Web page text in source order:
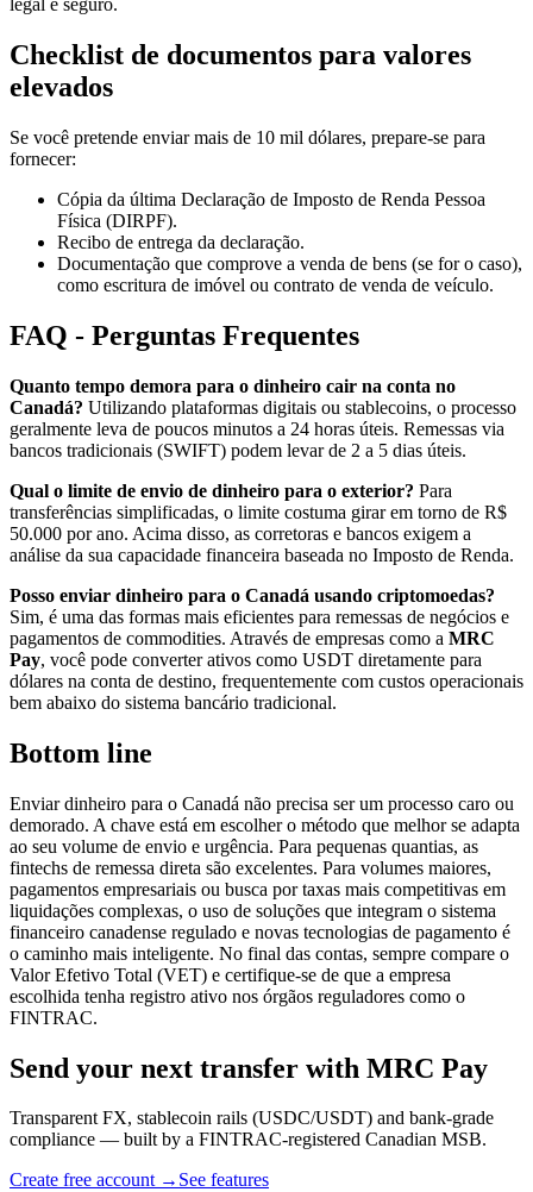
legal e seguro.
Checklist de documentos para valores
elevados
Se você pretende enviar mais de 10 mil dólares, prepare-se para
fornecer:
Cópia da última Declaração de Imposto de Renda Pessoa
Física (DIRPF).
Recibo de entrega da declaração.
Documentação que comprove a venda de bens (se for o caso),
como escritura de imóvel ou contrato de venda de veículo.
FAQ - Perguntas Frequentes
Quanto tempo demora para o dinheiro cair na conta no
Canadá? Utilizando plataformas digitais ou stablecoins, o processo
geralmente leva de poucos minutos a 24 horas úteis. Remessas via
bancos tradicionais (SWIFT) podem levar de 2 a 5 dias úteis.
Qual o limite de envio de dinheiro para o exterior? Para
transferências simplificadas, o limite costuma girar em torno de R$
50.000 por ano. Acima disso, as corretoras e bancos exigem a
análise da sua capacidade financeira baseada no Imposto de Renda.
Posso enviar dinheiro para o Canadá usando criptomoedas?
Sim, é uma das formas mais eficientes para remessas de negócios e
pagamentos de commodities. Através de empresas como a MRC
Pay, você pode converter ativos como USDT diretamente para
dólares na conta de destino, frequentemente com custos operacionais
bem abaixo do sistema bancário tradicional.
Bottom line
Enviar dinheiro para o Canadá não precisa ser um processo caro ou
demorado. A chave está em escolher o método que melhor se adapta
ao seu volume de envio e urgência. Para pequenas quantias, as
fintechs de remessa direta são excelentes. Para volumes maiores,
pagamentos empresariais ou busca por taxas mais competitivas em
liquidações complexas, o uso de soluções que integram o sistema
financeiro canadense regulado e novas tecnologias de pagamento é
o caminho mais inteligente. No final das contas, sempre compare o
Valor Efetivo Total (VET) e certifique-se de que a empresa
escolhida tenha registro ativo nos órgãos reguladores como o
FINTRAC.
Send your next transfer with MRC Pay
Transparent FX, stablecoin rails (USDC/USDT) and bank-grade
compliance — built by a FINTRAC-registered Canadian MSB.
Create free account → See features